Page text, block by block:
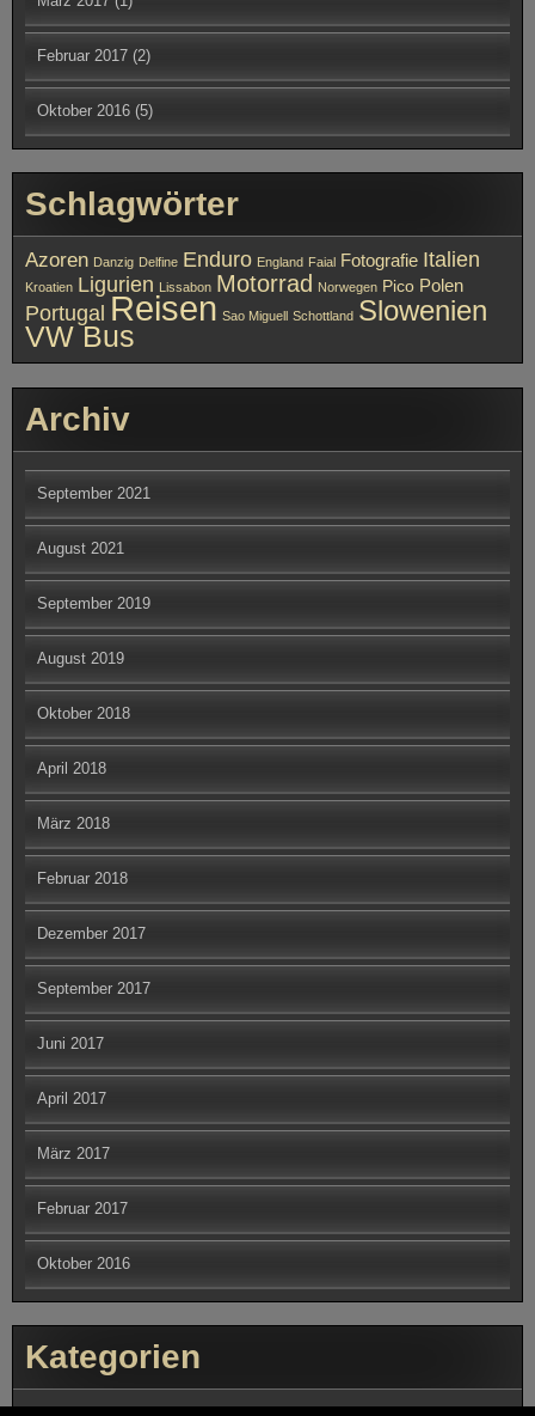
Archiv
September 2021
August 2021
August 2019
April 2018
Februar 2018
Dezember 2017
September 2017
Juni 2017
April 2017
März 2017
Februar 2017
Oktober 2016
Kategorien
Berichte
Bilder Gallerien
Fotografie
Motorrad
Reisen
All rights reserved © TrolltalPowered by WordPress Theme by SEOS